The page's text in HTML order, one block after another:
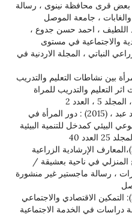
في بعض قرى محافظة نينوى ، رسالة
، جامعة الموصل
اللطيف ، احمد حسن جدوع ،
والاجتماعية في مستوى
النباتي ، المجلة الاردنية في
مهدي ، (2007) : المرأة بين نشاطات التعليم والتدريب
التعليم والتدريب للمراة
، العدد 2
4- العاطي ، حنان سامي محمد محمد عبد ، (2015) : دور المرأة في
البيئي كمدخل للتنمية البيئية
40
5- العبادي ، حنان شاكر قاسم (2010)،المعارف الإرشادية الزراعية
المنزلي في ناحية بعشيقة /
، رسالة ماجستير غير منشورة
6- عبد الله ، نمر ذكي شلبي ، (2021): التمكين الاقتصادي والاجتماعي
دراسات في الخدمة الاجتماعية